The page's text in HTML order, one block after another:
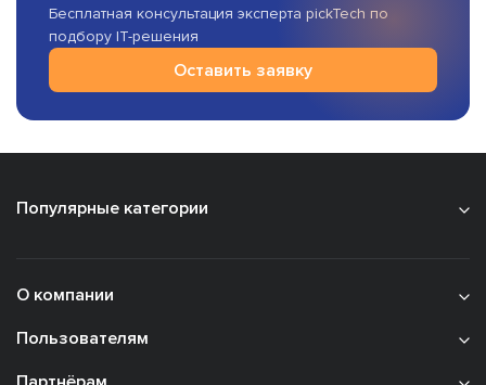
Бесплатная консультация эксперта pickTech по
подбору IT-решения
Оставить заявку
Популярные категории
О компании
Пользователям